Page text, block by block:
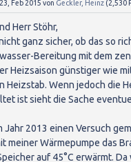
23, Feb 2015 von Geckler, Heinz (2,530
Herr Stöhr,
ganz sicher, ob das so
Bereitung mit dem
Heizsaison günstiger wie
Heizstab. Wenn jedoch die
ist sieht die Sache
Jahr 2013 einen Versuch
meiner Wärmepumpe das
auf 45°C erwärmt. Da